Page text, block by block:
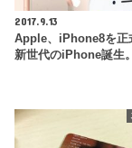
2017.9.13
Apple、iPhone8を正
新世代のiPhone誕生。